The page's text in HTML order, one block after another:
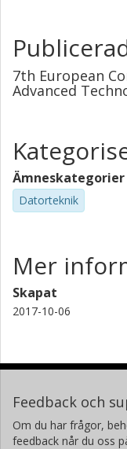
7th European
Advanced
Ämneskategorier
Datorteknik
Mer
Skapat
2017-10-06
Feedback och
Om du har frågor,
feedback når du oss